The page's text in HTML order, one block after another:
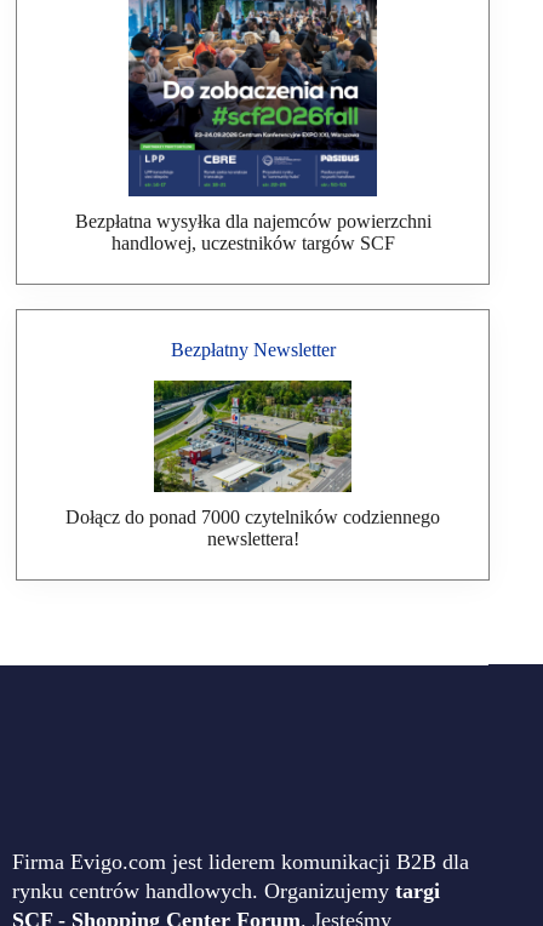
Bezpłatna wysyłka dla najemców powierzchni
handlowej, uczestników targów SCF
Bezpłatny Newsletter
Dołącz do ponad 7000 czytelników codziennego
newslettera!
Firma Evigo.com jest liderem komunikacji B2B dla
rynku centrów handlowych. Organizujemy targi
SCF - Shopping Center Forum. Jesteśmy